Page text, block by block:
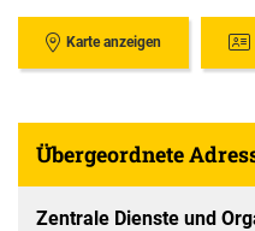
Karte anzeigen
Übergeordnete
Zentrale Dienste und